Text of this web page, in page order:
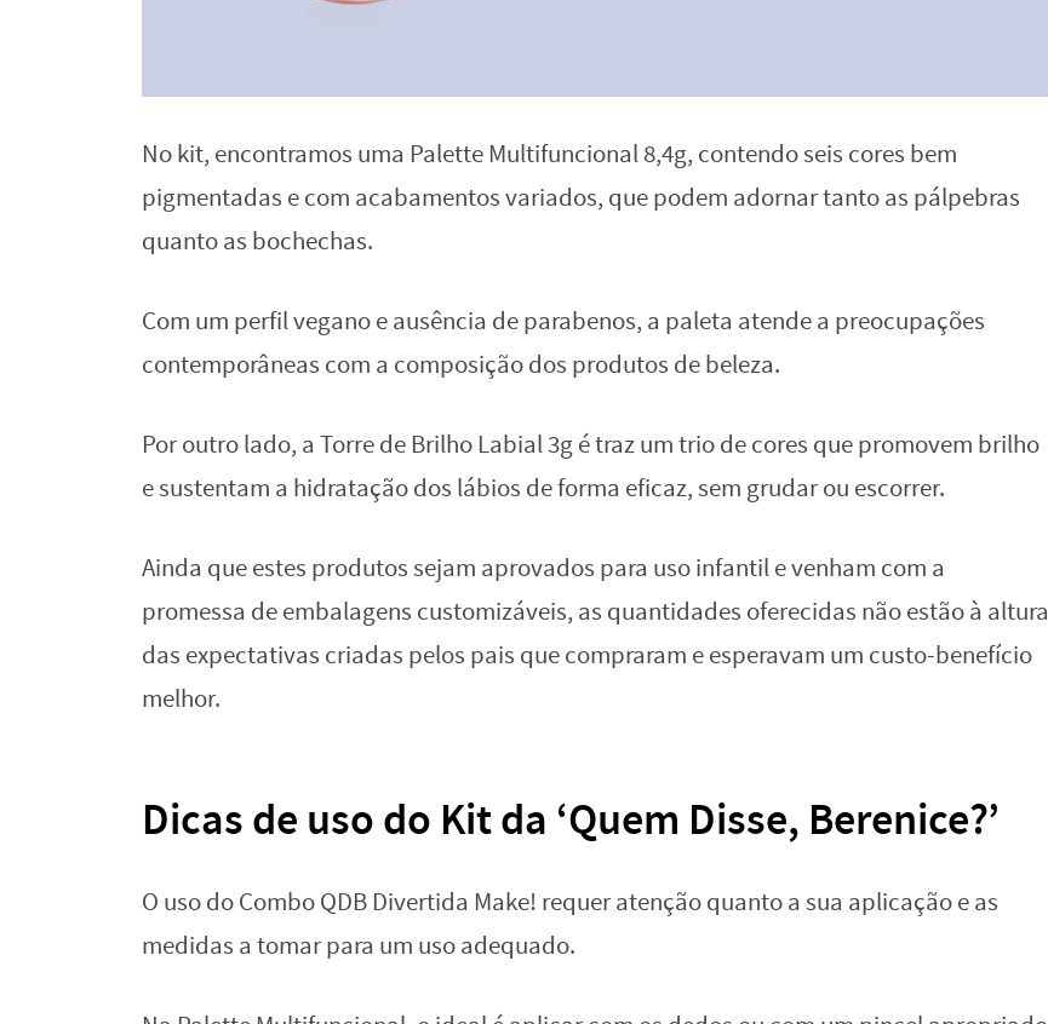
No kit, encontramos uma Palette Multifuncional 8,4g, contendo seis cores bem
pigmentadas e com acabamentos variados, que podem adornar tanto as pálpebras
quanto as bochechas.
Com um perfil vegano e ausência de parabenos, a paleta atende a preocupações
contemporâneas com a composição dos produtos de beleza.
Por outro lado, a Torre de Brilho Labial 3g é traz um trio de cores que promovem brilho
e sustentam a hidratação dos lábios de forma eficaz, sem grudar ou escorrer.
Ainda que estes produtos sejam aprovados para uso infantil e venham com a
promessa de embalagens customizáveis, as quantidades oferecidas não estão à altura
das expectativas criadas pelos pais que compraram e esperavam um custo-benefício
melhor.
Dicas de uso do Kit da ‘Quem Disse, Berenice?’
O uso do Combo QDB Divertida Make! requer atenção quanto a sua aplicação e as
medidas a tomar para um uso adequado.